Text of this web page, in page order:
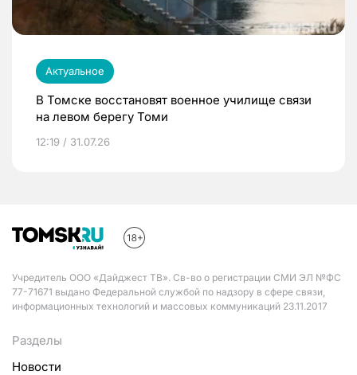
Актуальное
В Томске восстановят военное училище связи
на левом берегу Томи
12:19 / 31.07.26
Учредитель ООО «Дайджест ТВ». Св-во о регистрации СМИ ЭЛ №ФС
77-71671 выдано Федеральной службой по надзору в сфере связи,
информационных технологий и массовых коммуникаций 23.11.2017
Разделы
Новости